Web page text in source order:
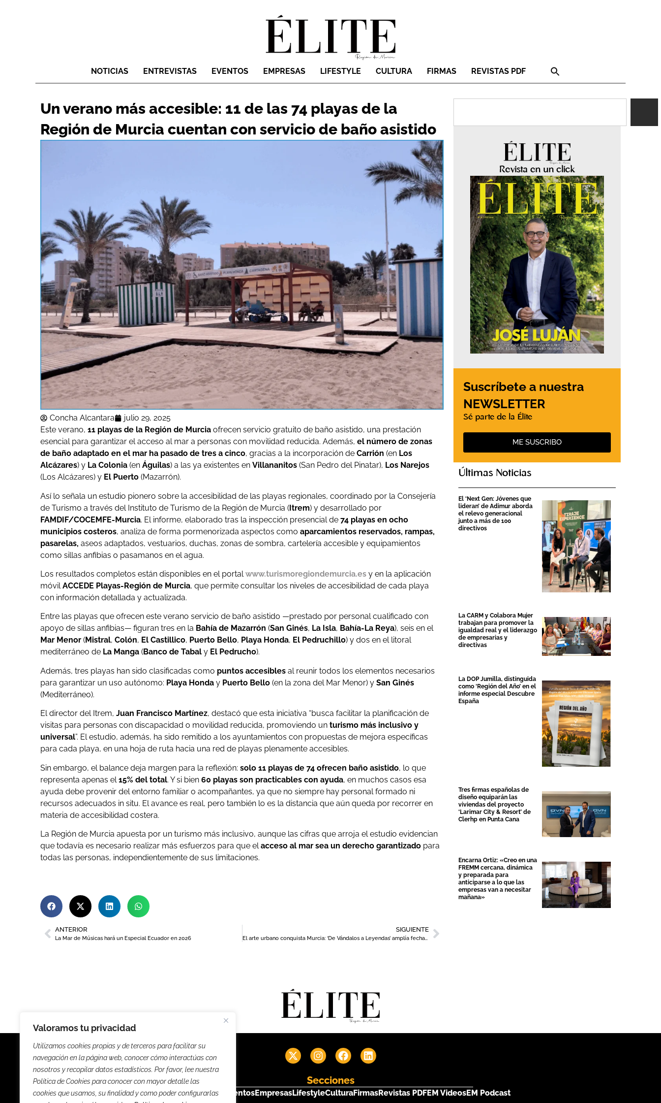
Valoramos tu privacidad
Utilizamos cookies propias y de terceros para facilitar su
navegación en la página web, conocer cómo interactúas con
nosotros y recopilar datos estadísticos. Por favor, lee nuestra
Política de Cookies para conocer con mayor detalle las
cookies que usamos, su finalidad y como poder configurarlas
NOTICIAS ENTREVISTAS EVENTOS EMPRESAS LIFESTYLE CULTURA FIRMAS REVISTAS PDF
Un verano más accesible: 11 de las 74 playas de la
Región de Murcia cuentan con servicio de baño asistido
Concha Alcantara
julio 29, 2025
Este verano, 11 playas de la Región de Murcia ofrecen servicio gratuito de baño asistido, una prestación
esencial para garantizar el acceso al mar a personas con movilidad reducida. Además, el número de zonas
de baño adaptado en el mar ha pasado de tres a cinco, gracias a la incorporación de Carrión (en Los
Alcázares) y La Colonia (en Águilas) a las ya existentes en Villananitos (San Pedro del Pinatar), Los Narejos
(Los Alcázares) y El Puerto (Mazarrón).
Así lo señala un estudio pionero sobre la accesibilidad de las playas regionales, coordinado por la Consejería
de Turismo a través del Instituto de Turismo de la Región de Murcia (Itrem) y desarrollado por
FAMDIF/COCEMFE-Murcia. El informe, elaborado tras la inspección presencial de 74 playas en ocho
municipios costeros, analiza de forma pormenorizada aspectos como aparcamientos reservados, rampas,
pasarelas, aseos adaptados, vestuarios, duchas, zonas de sombra, cartelería accesible y equipamientos
como sillas anfibias o pasamanos en el agua.
Los resultados completos están disponibles en el portalwww.turismoregiondemurcia.es y en la aplicación
móvilACCEDE Playas-Región de Murcia, que permite consultar los niveles de accesibilidad de cada playa
con información detallada y actualizada.
Entre las playas que ofrecen este verano servicio de baño asistido —prestado por personal cualificado con
apoyo de sillas anfibias— figuran tres en la Bahía de Mazarrón (San Ginés, La Isla, Bahía-La Reya), seis en el
Mar Menor (Mistral, Colón, El Castillico, Puerto Bello, Playa Honda, El Pedruchillo) y dos en el litoral
mediterráneo de La Manga (Banco de Tabal y El Pedrucho).
Además, tres playas han sido clasificadas como puntos accesibles al reunir todos los elementos necesarios
para garantizar un uso autónomo: Playa Honda y Puerto Bello (en la zona del Mar Menor) y San Ginés
(Mediterráneo).
El director del Itrem, Juan Francisco Martínez, destacó que esta iniciativa “busca facilitar la planificación de
visitas para personas con discapacidad o movilidad reducida, promoviendo un turismo más inclusivo y
universal”. El estudio, además, ha sido remitido a los ayuntamientos con propuestas de mejora específicas
para cada playa, en una hoja de ruta hacia una red de playas plenamente accesibles.
Sin embargo, el balance deja margen para la reflexión: solo 11 playas de 74 ofrecen baño asistido, lo que
representa apenas el 15% del total. Y si bien 60 playas son practicables con ayuda, en muchos casos esa
ayuda debe provenir del entorno familiar o acompañantes, ya que no siempre hay personal formado ni
recursos adecuados in situ. El avance es real, pero también lo es la distancia que aún queda por recorrer en
materia de accesibilidad costera.
La Región de Murcia apuesta por un turismo más inclusivo, aunque las cifras que arroja el estudio evidencian
que todavía es necesario realizar más esfuerzos para que elacceso al mar sea un derecho garantizado para
todas las personas, independientemente de sus limitaciones.
ANTERIOR
La Mar de Músicas hará un Especial Ecuador en 2026
SIGUIENTE
El arte urbano conquista Murcia: ‘De Vándalos a Leyendas’ amplía fechas en el MUBAM tras recibir 30.000 visitas
Revista en un click
Suscríbete a nuestra
NEWSLETTER
Sé parte de la Élite
ME SUSCRIBO
Últimas Noticias
El ‘Next Gen: Jóvenes que
lideran’ de Adimur aborda
el relevo generacional
junto a más de 100
directivos
La CARM y Colabora Mujer
trabajan para promover la
igualdad real y el liderazgo
de empresarias y
directivas
La DOP Jumilla, distinguida
como ‘Región del Año’ en el
informe especial Descubre
España
Tres firmas españolas de
diseño equiparán las
viviendas del proyecto
‘Larimar City & Resort’ de
Clerhp en Punta Cana
Encarna Ortiz: «Creo en una
FREMM cercana, dinámica
y preparada para
anticiparse a lo que las
empresas van a necesitar
mañana»
Secciones
NoticiasEntrevistas EventosEmpresasLifestyleCulturaFirmasRevistas PDFEM VideosEM Podcast